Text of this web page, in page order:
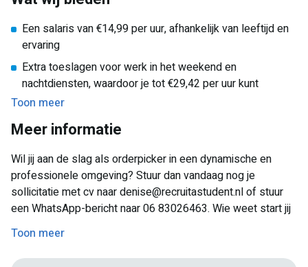
maar geen vereiste
Je kunt goed zelfstandig werken, maar functioneert ook
goed in een team
Een salaris van €14,99 per uur, afhankelijk van leeftijd en
ervaring
Extra toeslagen voor werk in het weekend en
nachtdiensten, waardoor je tot €29,42 per uur kunt
verdienen
Reiskostenvergoeding zodat je makkelijk en voordelig
kunt reizen
Een prettige en professionele werkomgeving binnen een
internationaal logistiek bedrijf
Een baan voor 24 tot 40 uur per week, waardoor je een
goede werk-privébalans kunt behouden
Goede begeleiding en uitgebreide training, ook als je nog
geen ervaring hebt in de logistiek
Toon meer
Meer informatie
Wil jij aan de slag als orderpicker in een dynamische en
professionele omgeving? Stuur dan vandaag nog je
sollicitatie met cv naar denise@recruitastudent.nl of stuur
een WhatsApp-bericht naar 06 83026463. Wie weet start jij
binnenkort al in het magazijn!
Toon meer